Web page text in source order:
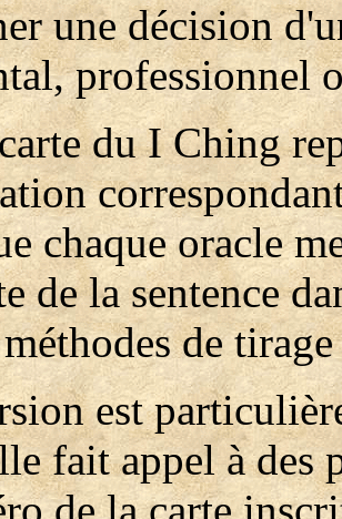
une décision
professionnel
du I Ching
chaque oracle
de la sentence
de
est
fait appel à des